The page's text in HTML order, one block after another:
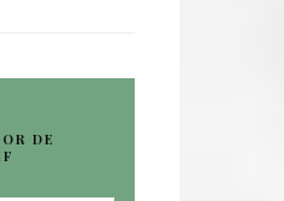
DE